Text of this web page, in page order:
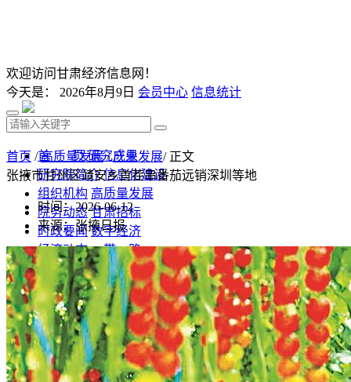
欢迎访问甘肃经济信息网！
今天是： 2026年8月9日 会员中心 信息统计
首 页 研究成果
研究院简介 信息化建设
组织机构 高质量发展
院务动态 甘肃招标
时政要闻 数字经济
经济动态 一带一路
发改视点 乡村振兴
投资分析 发展规划
监测预测
文库下载
首页 /高质量发展/产业发展/ 正文
张掖市甘州区靖安乡首茬串番茄远销深圳等地
时间：2026-06-12
来源：张掖日报